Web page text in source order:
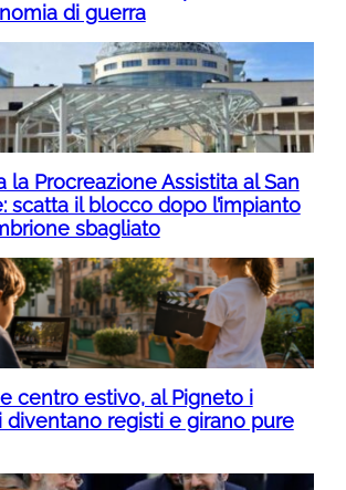
di guerra
la Procreazione Assistita al San
scatta il blocco dopo l’impianto
sbagliato
centro estivo, al Pigneto i
diventano registi e girano pure